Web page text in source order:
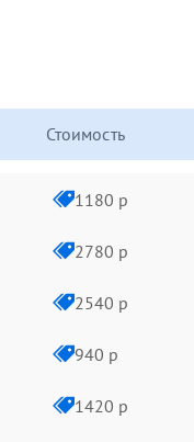
Стоимость
1180 р
2780 р
2540 р
940 р
1420 р